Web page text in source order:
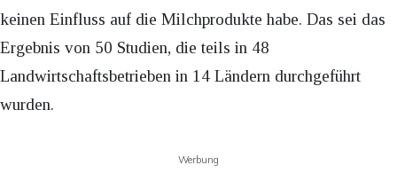
keinen Einfluss auf die Milchprodukte habe. Das sei das
Ergebnis von 50 Studien, die teils in 48
Landwirtschaftsbetrieben in 14 Ländern durchgeführt
wurden.
Werbung